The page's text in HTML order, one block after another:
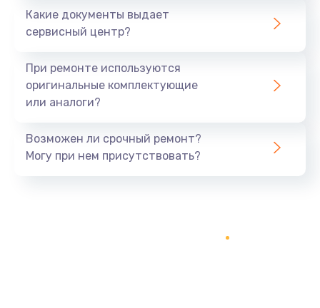
Какие документы выдает
сервисный центр?
При ремонте используются
оригинальные комплектующие
или аналоги?
Возможен ли срочный ремонт?
Могу при нем присутствовать?